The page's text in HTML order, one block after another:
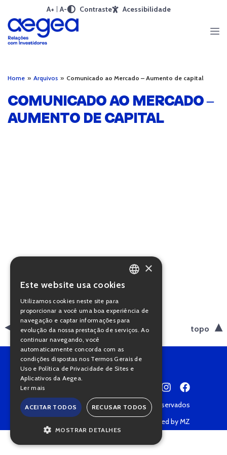
A+ A- Contraste Acessibilidade
Home » Arquivos » Comunicado ao Mercado – Aumento de capital
COMUNICADO AO MERCADO –
AUMENTO DE CAPITAL
voltar topo
Copyright © 2022 • Todos os direitos reservados
Powered by MZ
PORTUGUESE
×
Este website usa cookies
Utilizamos cookies neste site para
proporcionar a você uma boa experiência de
navegação e captar informações para
evolução da nossa prestação de serviços. Ao
continuar navegando, você
automaticamente concorda com as
condições dispostas nos Termos Gerais de
Uso e Política de Privacidade de Sites e
Aplicativos da Aegea.
Ler mais
ACEITAR TODOS RECUSAR TODOS
MOSTRAR DETALHES